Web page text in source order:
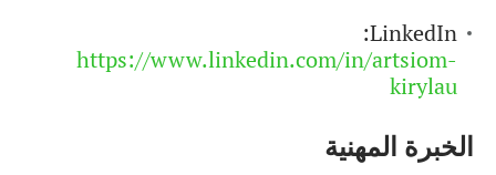
LinkedIn:
https://www.linkedin.com/in/artsiom-
kirylau
الخبرة المهنية